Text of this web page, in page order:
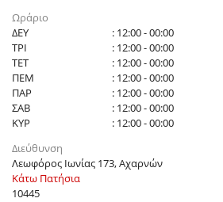
Ωράριο
ΔΕΥ
: 12:00 - 00:00
ΤΡΙ
: 12:00 - 00:00
ΤΕΤ
: 12:00 - 00:00
ΠΕΜ
: 12:00 - 00:00
ΠΑΡ
: 12:00 - 00:00
ΣΑΒ
: 12:00 - 00:00
ΚΥΡ
: 12:00 - 00:00
Διεύθυνση
Λεωφόρος Ιωνίας 173, Αχαρνών
Κάτω Πατήσια
10445